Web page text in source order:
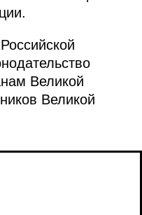
Великой
Великой